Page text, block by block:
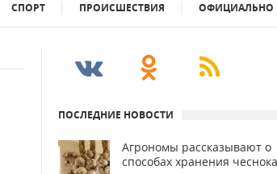
СПОРТ ПРОИСШЕСТВИЯ ОФИЦИАЛЬНО
ПОСЛЕДНИЕ НОВОСТИ
Агрономы рассказывают о
способах хранения чеснока